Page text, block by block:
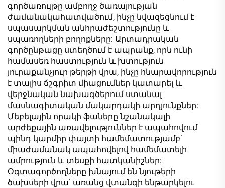
գործառույթը ամբողջ ծառայության
ժամանակահատվածում, ինչը նվազեցնում է
սպասարկման անհրաժեշտությունը և
սպառողների բողոքները: Արտադրական
գործընթացը ստեղծում է ապրանք, որն ունի
համասեռ հաստություն և խտություն
յուրաքանչյուր թերթի վրա, ինչը հնարավորություն
է տալիս ճշգրիտ միացումներ կատարել և
վերջնական նախագծերում ստանալ
մասնագիտական մակարդակի արդյունքներ:
Մեբելային որակի ֆաները նշանակալի
արժեքային առավելություններ է ապահովում
պինդ կարմիր փայտի համեմատությամբ՝
միաժամանակ ապահովելով համեմատելի
ամրություն և տեսքի հատկանիշներ:
Օգտագործողները խնայում են նյութերի
ծախսերի վրա՝ առանց վտանգի ենթարկելու